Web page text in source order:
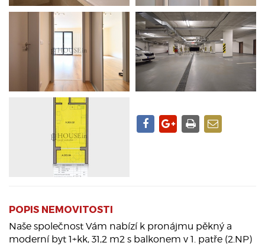
POPIS NEMOVITOSTI
Naše společnost Vám nabízí k pronájmu pěkný a
moderní byt 1+kk, 31,2 m2 s balkonem v 1. patře (2.NP)